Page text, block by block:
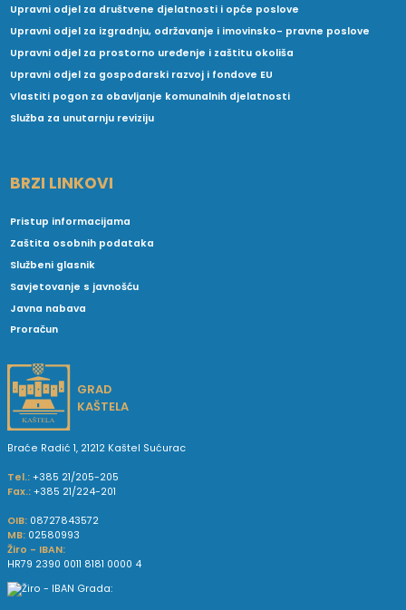
Upravni odjel za društvene djelatnosti i opće poslove
Upravni odjel za izgradnju, održavanje i imovinsko- pravne poslove
Upravni odjel za prostorno uređenje i zaštitu okoliša
Upravni odjel za gospodarski razvoj i fondove EU
Vlastiti pogon za obavljanje komunalnih djelatnosti
Služba za unutarnju reviziju
BRZI LINKOVI
Pristup informacijama
Zaštita osobnih podataka
Službeni glasnik
Savjetovanje s javnošću
Javna nabava
Proračun
GRAD
KAŠTELA
Braće Radić 1, 21212 Kaštel Sućurac
Tel.: +385 21/205-205
Fax.: +385 21/224-201
OIB: 08727843572
MB: 02580993
Žiro - IBAN:
HR79 2390 0011 8181 0000 4